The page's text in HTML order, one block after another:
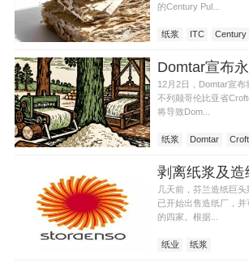
的Century Pul...
纸浆 ITC Century
12月2日，Domtar宣
不列颠哥伦比亚省
将导致Dom...
纸浆 Domtar
几天前，芬兰造纸巨
已开始出售造纸厂，
的四家。根据...
纸业 纸浆